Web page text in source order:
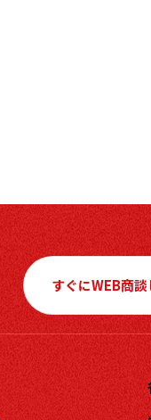
すぐにWEB商